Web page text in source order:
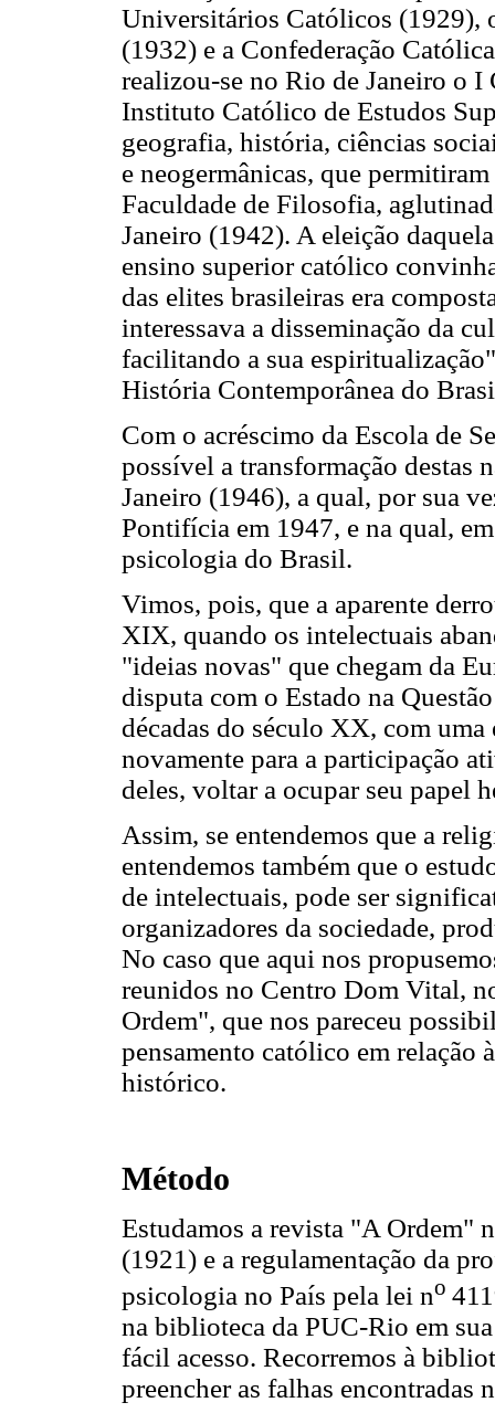
Universitários Católicos (1929),
(1932) e a Confederação
realizou-se no Rio de Janeiro o
Instituto Católico de Estudos
geografia, história, ciências
e neogermânicas, que
Faculdade de Filosofia,
Janeiro (1942). A eleição
ensino superior católico
das elites brasileiras era
interessava a disseminação da
facilitando a sua
História Contemporânea do
Com o acréscimo da Escola de
possível a transformação destas
Janeiro (1946), a qual, por sua
Pontifícia em 1947, e na qual,
psicologia do Brasil.
Vimos, pois, que a aparente
XIX, quando os intelectuais
"ideias novas" que chegam da
disputa com o Estado na
décadas do século XX, com uma
novamente para a participação
deles, voltar a ocupar seu papel
Assim, se entendemos que a
entendemos também que o
de intelectuais, pode ser
organizadores da sociedade,
No caso que aqui nos
reunidos no Centro Dom Vital,
Ordem", que nos pareceu
pensamento católico em relação
histórico.
Método
Estudamos a revista "A Ordem"
(1921) e a regulamentação da
psicologia no País pela lei no
na biblioteca da PUC-Rio em
fácil acesso. Recorremos à
preencher as falhas encontradas